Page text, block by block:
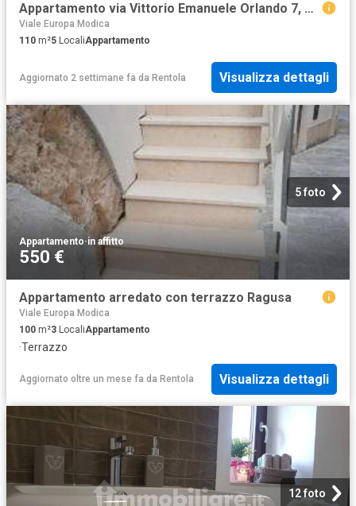
Appartamento via Vittorio Emanuele Orlando 7, Rovezzano, Firenze
Viale Europa Modica
110 m²5 LocaliAppartamento
Aggiornato 2 settimane fa da Rentola Visualizza dettagli
5 foto
Appartamento·in affitto
550 €
Appartamento arredato con terrazzo Ragusa
Viale Europa Modica
100 m²3 LocaliAppartamento
·Terrazzo
Aggiornato oltre un mese fa da Rentola Visualizza dettagli
12 foto